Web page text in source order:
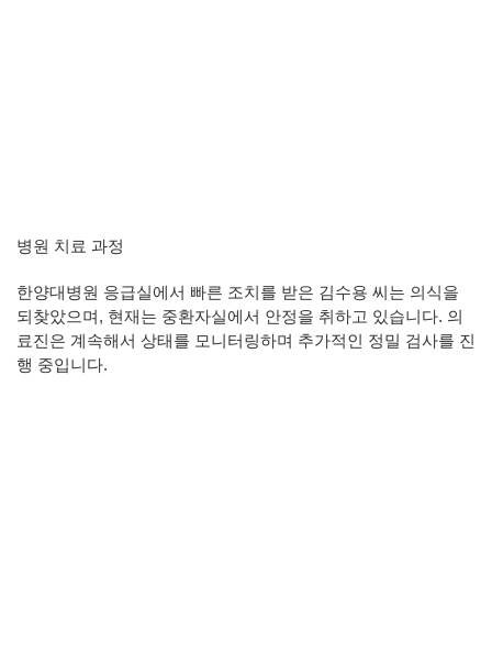
병원 치료 과정
한양대병원 응급실에서 빠른 조치를 받은 김수용 씨는 의식을
되찾았으며, 현재는 중환자실에서 안정을 취하고 있습니다. 의
료진은 계속해서 상태를 모니터링하며 추가적인 정밀 검사를 진
행 중입니다.